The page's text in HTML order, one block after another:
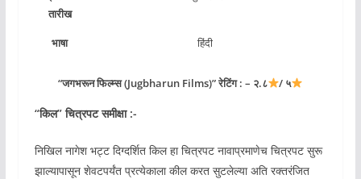
तारीख
भाषा हिंदी
“जगभरून फिल्म्स (Jugbharun Films)” रेटिंग : – २.८ / ५
“किल” चित्रपट समीक्षा :-
निखिल नागेश भट्ट दिग्दर्शित किल हा चित्रपट नावाप्रमाणेच चित्रपट सुरू
झाल्यापासून शेवटपर्यंत प्रत्येकाला कील करत सुटलेल्या अति रक्तरंजित